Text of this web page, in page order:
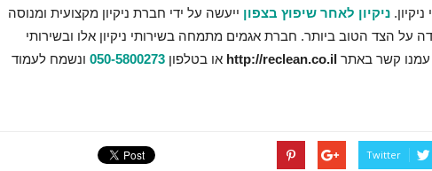
ניקיון לאחר שיפוץ בצפון ייעשה על ידי חברת ניקיון מקצועית ומנוסה
הצד הטוב ביותר. חברת אגמים מתמחה בשירותי ניקיון אלו ובשירותי
עמנו קשר באתר http://reclean.co.il או בטלפון 050-5800273 ונשמח לעמוד
Twitter